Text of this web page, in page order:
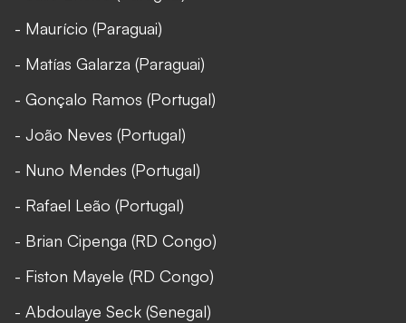
- Maurício (Paraguai)
- Matías Galarza (Paraguai)
- Gonçalo Ramos (Portugal)
- João Neves (Portugal)
- Nuno Mendes (Portugal)
- Rafael Leão (Portugal)
- Brian Cipenga (RD Congo)
- Fiston Mayele (RD Congo)
- Abdoulaye Seck (Senegal)